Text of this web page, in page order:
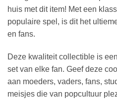
huis met dit item! Met een
populaire spel, is dit het
en fans.
Deze kwaliteit collectible is
set van elke fan. Geef deze
aan moeders, vaders, fans,
meisjes die van popcultuur